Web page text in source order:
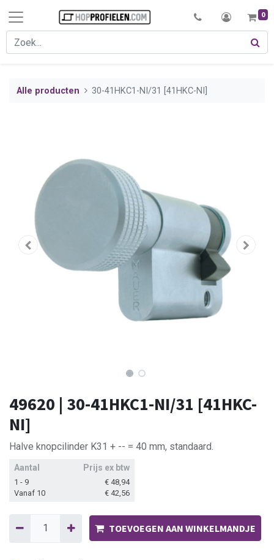
0
Alle producten 30-41HKC1-NI/31 [41HKC-NI]
49620 | 30-41HKC1-NI/31 [41HKC-
NI]
Halve knopcilinder K31 + -- = 40 mm, standaard.
Aantal Prijs ex btw
1 - 9 € 48,94
Vanaf 10
€ 42,56
TOEVOEGEN AAN WINKELMANDJE